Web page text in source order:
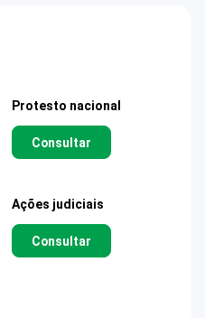
Protesto nacional
Consultar
Ações judiciais
Consultar